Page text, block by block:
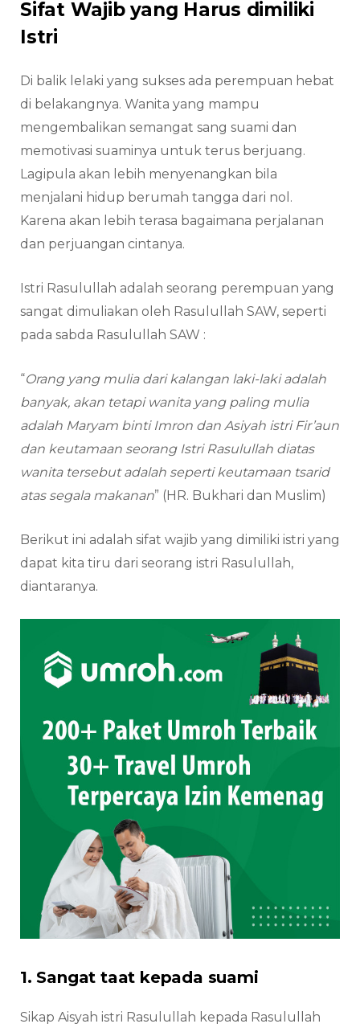
Sifat Wajib yang Harus dimiliki
Istri
Di balik lelaki yang sukses ada perempuan hebat
di belakangnya. Wanita yang mampu
mengembalikan semangat sang suami dan
memotivasi suaminya untuk terus berjuang.
Lagipula akan lebih menyenangkan bila
menjalani hidup berumah tangga dari nol.
Karena akan lebih terasa bagaimana perjalanan
dan perjuangan cintanya.
Istri Rasulullah adalah seorang perempuan yang
sangat dimuliakan oleh Rasulullah SAW, seperti
pada sabda Rasulullah SAW :
“Orang yang mulia dari kalangan laki-laki adalah
banyak, akan tetapi wanita yang paling mulia
adalah Maryam binti Imron dan Asiyah istri Fir’aun
dan keutamaan seorang Istri Rasulullah diatas
wanita tersebut adalah seperti keutamaan tsarid
atas segala makanan” (HR. Bukhari dan Muslim)
Berikut ini adalah sifat wajib yang dimiliki istri yang
dapat kita tiru dari seorang istri Rasulullah,
diantaranya.
1. Sangat taat kepada suami
Sikap Aisyah istri Rasulullah kepada Rasulullah